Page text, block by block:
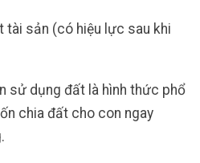
tài sản (có hiệu lực sau khi
sử dụng đất là hình thức phổ
chia đất cho con ngay